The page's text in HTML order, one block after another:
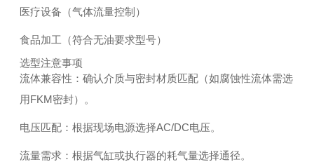
医疗设备（气体流量控制）
食品加工（符合无油要求型号）
选型注意事项
流体兼容性：确认介质与密封材质匹配（如腐蚀性流体需选
用FKM密封）。
电压匹配：根据现场电源选择AC/DC电压。
流量需求：根据气缸或执行器的耗气量选择通径。